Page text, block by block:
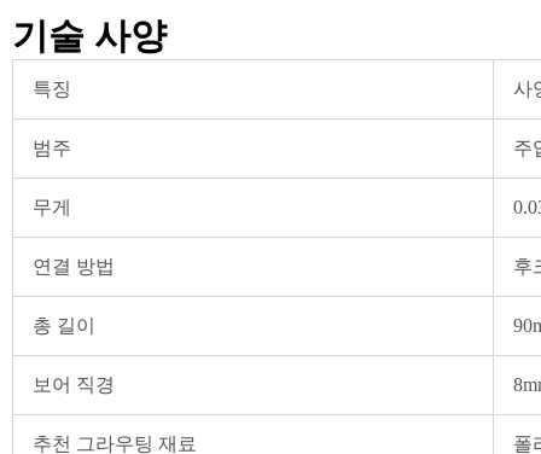
기술 사양
특징 사
범주 주
무게
연결 방법 후
총 길이
보어 직경
추천 그라우팅 재료 폴